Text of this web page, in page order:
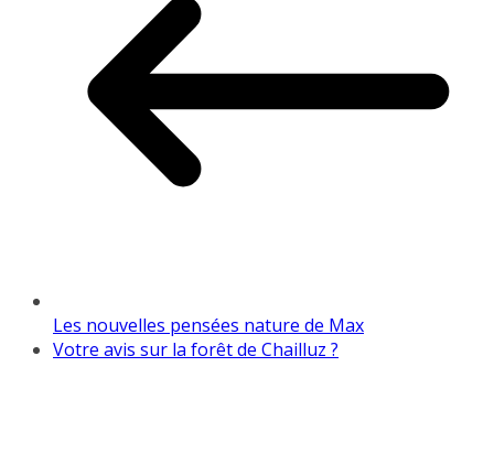
Les nouvelles pensées nature de Max
Votre avis sur la forêt de Chailluz ?